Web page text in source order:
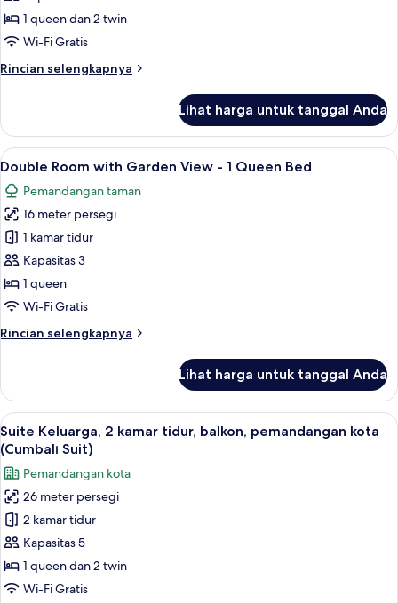
kamar
tidur,
Asap
kebun
1 queen dan 2 twin
Wi-Fi Gratis
Rincian selengkapnya
Rincian
Suite
Deluks,
2
kamar
tidur,
Bebas
Asap
Rokok,
pemandangan
kebun
Lihat harga untuk tanggal Anda
Lihat
semua
foto
untuk
Double
Room
with
Garden
-
Bed
Double Room with Garden View - 1
5
Double Room with Garden View - 1 Queen Bed
Pemandangan taman
16 meter persegi
1 kamar tidur
Kapasitas 3
1 queen
Wi-Fi Gratis
Rincian selengkapnya
Rincian
Double
Room
with
Garden
View
-
Queen
Bed
Lihat harga untuk tanggal Anda
Lihat
semua
foto
untuk
Suite
Keluarga,
2
kamar
tidur,
Suite Keluarga, 2 kamar tidur,
7
Suite Keluarga, 2 kamar tidur, balkon, pemandangan kota
(Cumbalı Suit)
Pemandangan kota
26 meter persegi
2 kamar tidur
Kapasitas 5
1 queen dan 2 twin
Wi-Fi Gratis